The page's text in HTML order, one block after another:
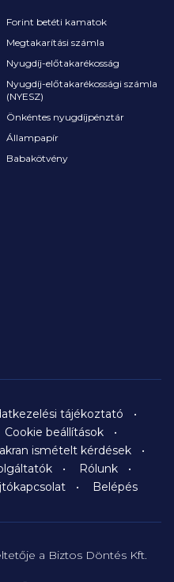
Forint betéti kamatok
Megtakarítási számla
Nyugdíj-előtakarékosság
Nyugdíj-előtakarékossági számla
(NYESZ)
Önkéntes nyugdíjpénztár
Állampapír
Babakötvény
tájékoztató
Cookie beállítások
ismételt kérdések
Rólunk
Belépés
a Biztos Döntés Kft.